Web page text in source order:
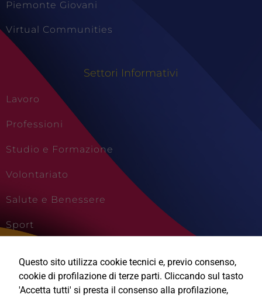
Piemonte Giovani
Virtual Communities
Settori Informativi
Lavoro
Professioni
Studio e Formazione
Volontariato
Salute e Benessere
Sport
Viaggi e Vacanze
Questo sito utilizza cookie tecnici e, previo consenso,
cookie di profilazione di terze parti. Cliccando sul tasto
'Accetta tutti' si presta il consenso alla profilazione,